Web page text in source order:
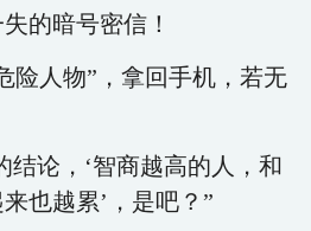
的暗号密信！
险人物”，拿回手机，若无
结论，‘智商越高的人，和
也越累’，是吧？”